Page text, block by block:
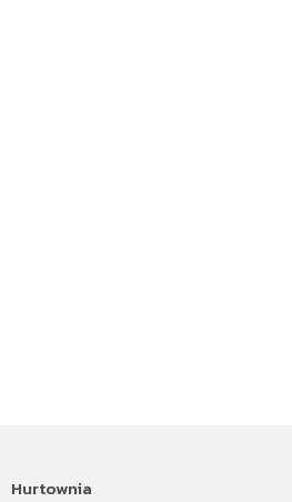
Hurtownia